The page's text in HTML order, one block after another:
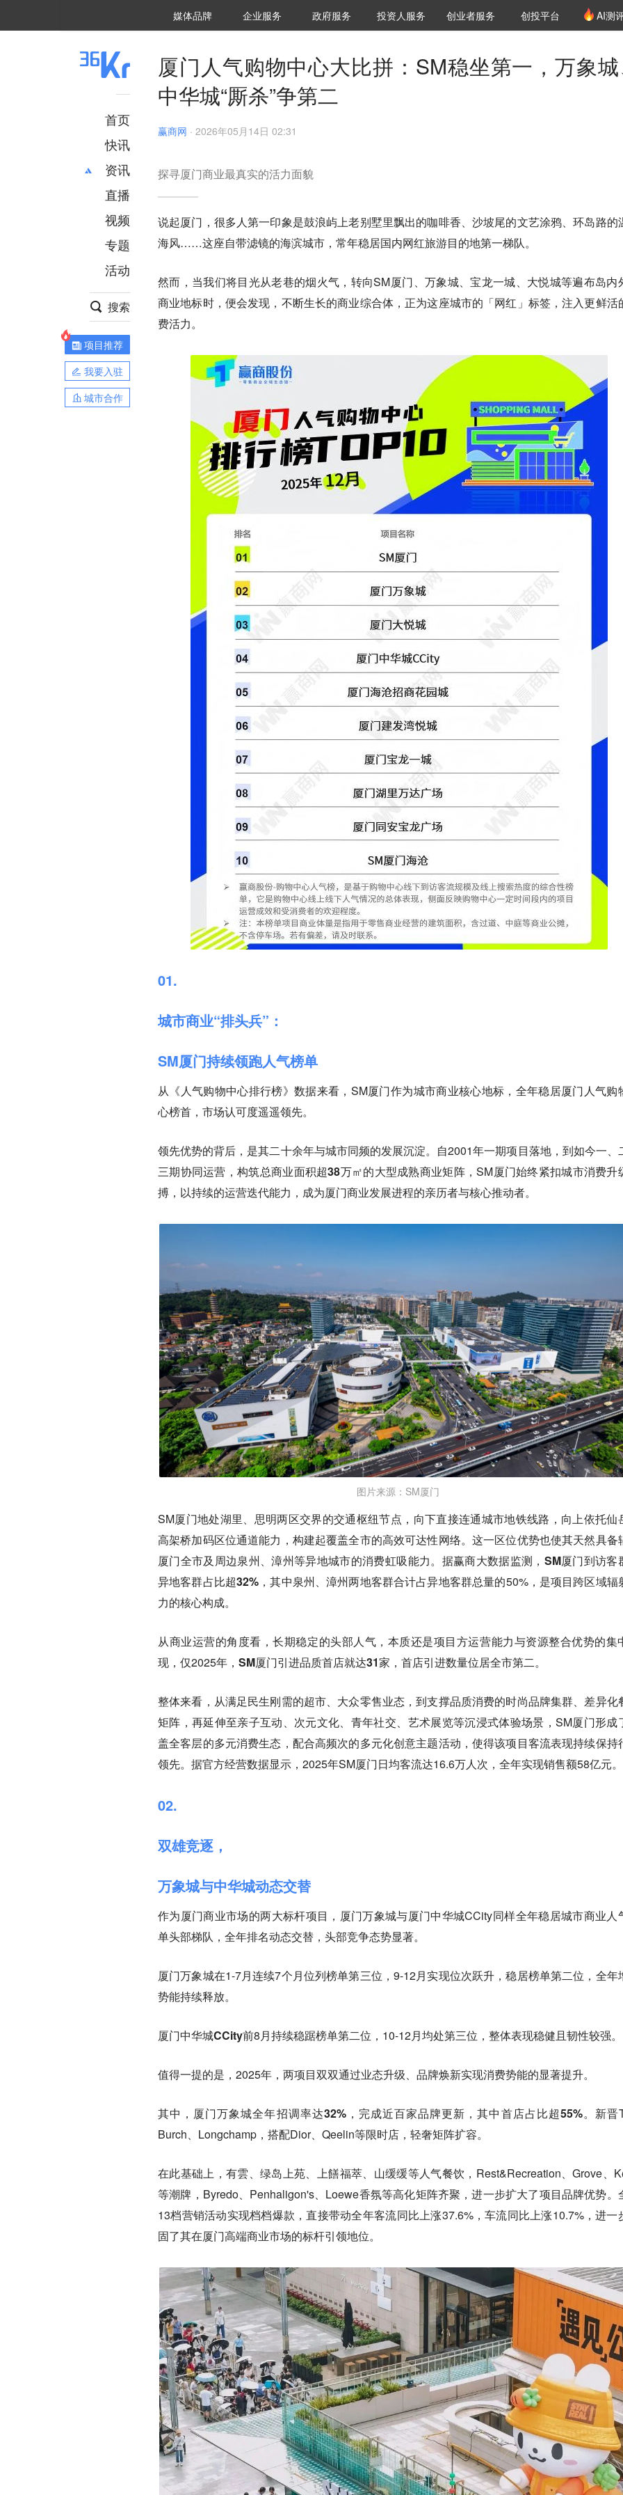
媒体品牌 36Kr研究院
企业服务 城市之窗
政府服务 VClub投资机构库
投资机构职位推介
投资人服务 创投氪堂
创业者服务 创投平台 AI测
首页
快讯
资讯
推荐
财经
项目推荐
安徽
直播
视频
专题
活动
搜索
项目推荐
我要入驻
城市合作
厦门人气购物中心大比拼：SM稳坐第一，万象城
中华城“厮杀”争第二
赢商网 · 2026年05月14日 02:31
探寻厦门商业最真实的活力面貌
说起厦门，很多人第一印象是鼓浪屿上老别墅里飘出的咖啡香、沙坡尾的文艺涂鸦、环岛路的
海风……这座自带滤镜的海滨城市，常年稳居国内网红旅游目的地第一梯队。
然而，当我们将目光从老巷的烟火气，转向SM厦门、万象城、宝龙一城、大悦城等遍布岛内
商业地标时，便会发现，不断生长的商业综合体，正为这座城市的「网红」标签，注入更鲜活
费活力。
01.
城市商业“排头兵”：
SM厦门持续领跑人气榜单
从《人气购物中心排行榜》数据来看，SM厦门作为城市商业核心地标，全年稳居厦门人气购
心榜首，市场认可度遥遥领先。
领先优势的背后，是其二十余年与城市同频的发展沉淀。自2001年一期项目落地，到如今一、
三期协同运营，构筑总商业面积超38万㎡的大型成熟商业矩阵，SM厦门始终紧扣城市消费升
搏，以持续的运营迭代能力，成为厦门商业发展进程的亲历者与核心推动者。
图片来源：SM厦门
SM厦门地处湖里、思明两区交界的交通枢纽节点，向下直接连通城市地铁线路，向上依托仙
高架桥加码区位通道能力，构建起覆盖全市的高效可达性网络。这一区位优势也使其天然具备
厦门全市及周边泉州、漳州等异地城市的消费虹吸能力。据赢商大数据监测， SM厦门到访客
异地客群占比超32% ，其中泉州、漳州两地客群合计占异地客群总量的50%，是项目跨区域辐
力的核心构成。
从商业运营的角度看，长期稳定的头部人气，本质还是项目方运营能力与资源整合优势的集
现，仅2025年， SM厦门引进品质首店就达31家，首店引进数量位居全市第二。
整体来看，从满足民生刚需的超市、大众零售业态，到支撑品质消费的时尚品牌集群、差异化
矩阵，再延伸至亲子互动、次元文化、青年社交、艺术展览等沉浸式体验场景，SM厦门形成
盖全客层的多元消费生态，配合高频次的多元化创意主题活动，使得该项目客流表现持续保持
领先。据官方经营数据显示，2025年SM厦门日均客流达16.6万人次，全年实现销售额58亿元。
02.
双雄竞逐，
万象城与中华城动态交替
作为厦门商业市场的两大标杆项目，厦门万象城与厦门中华城CCity同样全年稳居城市商业人
单头部梯队，全年排名动态交替，头部竞争态势显著。
厦门万象城在1-7月连续7个月位列榜单第三位，9-12月实现位次跃升，稳居榜单第二位，全年
势能持续释放。
厦门中华城CCity前8月持续稳踞榜单第二位，10-12月均处第三位，整体表现稳健且韧性较强。
值得一提的是，2025年，两项目双双通过业态升级、品牌焕新实现消费势能的显著提升。
其中， 厦门万象城全年招调率达32%，完成近百家品牌更新，其中首店占比超55%。 新晋
Burch、Longchamp，搭配Dior、Qeelin等限时店，轻奢矩阵扩容。
在此基础上，有雲、绿岛上苑、上饍福萃、山缓缓等人气餐饮，Rest&Recreation、Grove、
等潮牌，Byredo、Penhaligon's、Loewe香氛等高化矩阵齐聚，进一步扩大了项目品牌优势。
13档营销活动实现档档爆款，直接带动全年客流同比上涨37.6%，车流同比上涨10.7%，进一
固了其在厦门高端商业市场的标杆引领地位。